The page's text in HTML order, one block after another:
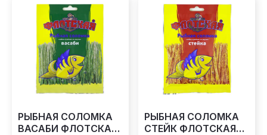
РЫБНАЯ СОЛОМКА
ВАСАБИ ФЛОТСКАЯ
РЫБНАЯ СОЛОМКА
СТЕЙК ФЛОТСКАЯ